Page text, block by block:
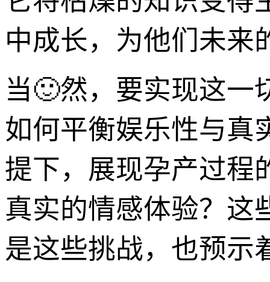
中成长，为他们未来
当🙂然，要实现这一
如何平衡娱乐性与真
提下，展现孕产过程
真实的情感体验？这
是这些挑战，也预示